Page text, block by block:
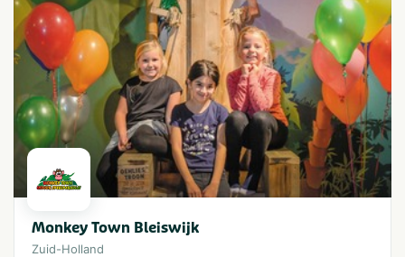
Monkey Town Bleiswijk
Zuid-Holland